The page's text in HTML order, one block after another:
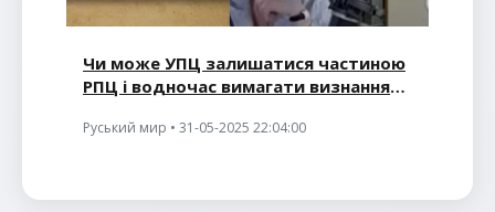
Чи може УПЦ залишатися частиною
РПЦ і водночас вимагати визнання
Руський мир • 31-05-2025 22:04:00